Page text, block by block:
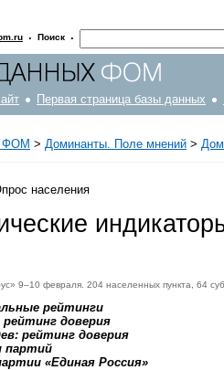
· Поиск ·
Первая страница базы данных
ФОМ > Доминанты. Поле мнений >
населения
9–10 февраля. 204 населенных пункта, 64
рейтинги
доверия
рейтинг доверия
партий
«Единая Россия»